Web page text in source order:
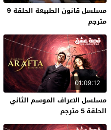
مسلسل قانون الطبيعة الحلقة 9
مترجم
01:09:12
مسلسل الاعراف الموسم الثاني
الحلقة 5 مترجم